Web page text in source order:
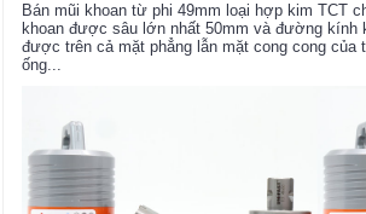
Bán mũi khoan từ phi 49mm loại hợp kim TCT
khoan được sâu lớn nhất 50mm và đường kính
được trên cả mặt phẳng lẫn mặt cong cong của
ống...